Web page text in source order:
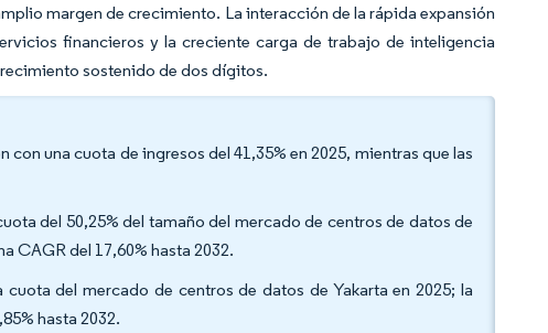
margen de crecimiento. La interacción de la rápida expansión
financieros y la creciente carga de trabajo de inteligencia
sostenido de dos dígitos.
una cuota de ingresos del 41,35% en 2025, mientras que las
del 50,25% del tamaño del mercado de centros de datos de
CAGR del 17,60% hasta 2032.
del mercado de centros de datos de Yakarta en 2025; la
hasta 2032.